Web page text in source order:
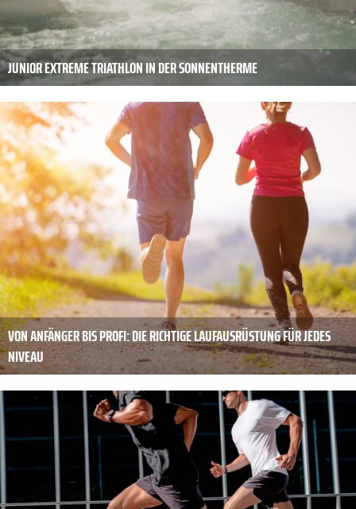
JUNIOR EXTREME TRIATHLON IN DER SONNENTHERME
VON ANFÄNGER BIS PROFI: DIE RICHTIGE LAUFAUSRÜSTUNG FÜR JEDES
NIVEAU